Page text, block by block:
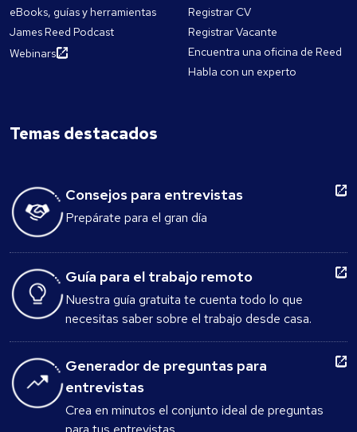
eBooks, guías y herramientas
James Reed Podcast
Webinars
Registrar CV
Registrar Vacante
Encuentra una oficina de Reed
Habla con un experto
Temas destacados
Consejos para entrevistas
Prepárate para el gran día
Guía para el trabajo remoto
Nuestra guía gratuita te cuenta todo lo que
necesitas saber sobre el trabajo desde casa.
Generador de preguntas para
entrevistas
Crea en minutos el conjunto ideal de preguntas